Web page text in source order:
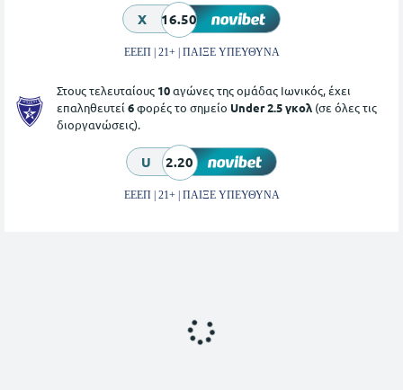
X 16.50
ΕΕΕΠ | 21+ | ΠΑΙΞΕ ΥΠΕΥΘΥΝΑ
Στους τελευταίους 10αγώνες της ομάδας Ιωνικός, έχει
επαληθευτεί 6φορές το σημείο Under 2.5 γκολ (σε όλες τις
διοργανώσεις).
U 2.20
ΕΕΕΠ | 21+ | ΠΑΙΞΕ ΥΠΕΥΘΥΝΑ